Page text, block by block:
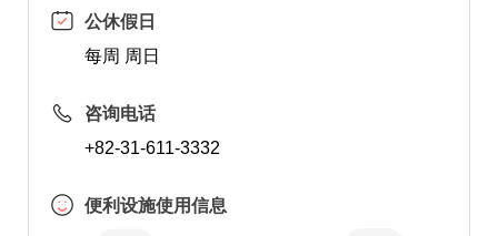
公休假日
每周 周日
咨询电话
+82-31-611-3332
便利设施使用信息